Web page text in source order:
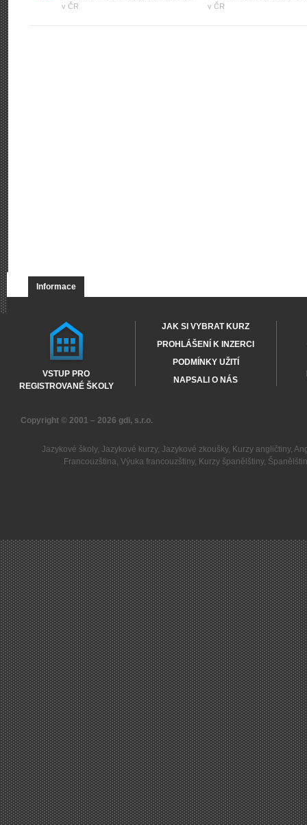
v ČR
v ČR
Informace
VSTUP PRO
REGISTROVANÉ ŠKOLY
JAK SI VYBRAT KURZ
PROHLÁŠENÍ K INZERCI
PODMÍNKY UŽITÍ
NAPSALI O NÁS
Copyright © 2001 – 2026 gdi, s.r.o.
Jazykové školy, Jazykové kurzy, Jazykové zkoušky, Kurzy angličtiny,
Francouzština,Výuka francouzštiny, Kurzy španělštiny,